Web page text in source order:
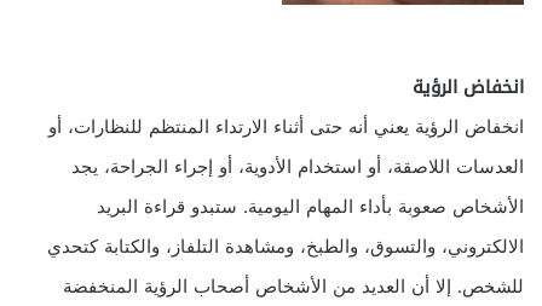
انخفاض الرؤية
انخفاض الرؤية يعني أنه حتى أثناء الارتداء المنتظم للنظارات، أو
العدسات اللاصقة، أو استخدام الأدوية، أو إجراء الجراحة، يجد
الأشخاص صعوبة بأداء المهام اليومية. ستبدو قراءة البريد
الالكتروني، والتسوق، والطبخ، ومشاهدة التلفاز، والكتابة كتحدي
للشخص. إلا أن العديد من الأشخاص أصحاب الرؤية المنخفضة